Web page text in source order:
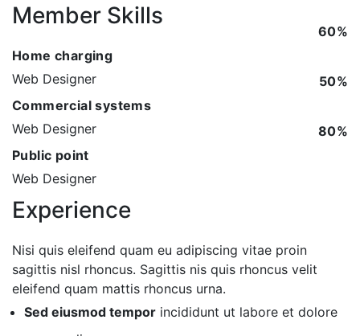
Member Skills
Home charging
Web Designer
60%
Commercial systems
Web Designer
50%
Public point
Web Designer
80%
Experience
Nisi quis eleifend quam eu adipiscing vitae proin
sagittis nisl rhoncus. Sagittis nis quis rhoncus velit
eleifend quam mattis rhoncus urna.
Sed eiusmod tempor incididunt ut labore et dolore